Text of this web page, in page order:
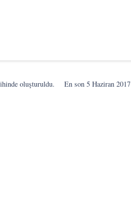
oluşturuldu. En son5 Haziran 2017